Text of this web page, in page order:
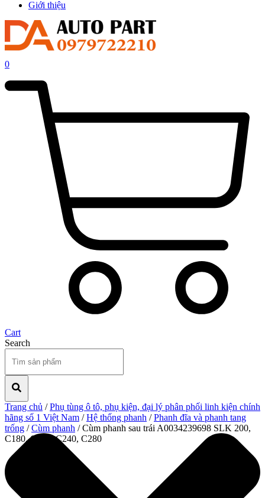
Giới thiệu
0
Cart
Search
Trang chủ /Phụ tùng ô tô, phụ kiện, đại lý phân phối linh kiện chính
hãng số 1 Việt Nam /Hệ thống phanh /Phanh đĩa và phanh tang
trống /Cùm phanh / Cùm phanh sau trái A0034239698 SLK 200,
C180, C200, C240, C280